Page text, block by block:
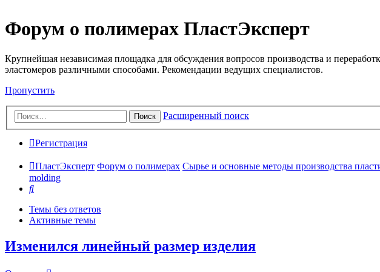
Форум о полимерах ПластЭксперт
Крупнейшая независимая площадка для обсуждения вопросов производства и
эластомеров различными способами. Рекомендации ведущих специалистов.
Пропустить
Поиск Расширенный поиск
Регистрация
ПластЭксперт Форум о полимерах Сырье и основные методы производства
molding
Поиск
Темы без ответов
Активные темы
Изменился линейный размер изделия